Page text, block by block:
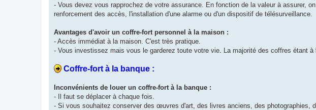
- Vous devez vous rapprochez de votre assurance. En fonction de la valeur à assurer,
renforcement des accès, l'installation d'une alarme ou d'un dispositif de télésurveillance.
Avantages d'avoir un coffre-fort personnel à la maison :
- Accès immédiat à la maison. C'est très pratique.
- Vous investissez mais vous le garderez toute votre vie. La majorité des coffres étant à
Coffre-fort à la banque :
Inconvénients de louer un coffre-fort à la banque :
- Il faut se déplacer à chaque fois.
- Si vous souhaitez conserver des œuvres d'art, des livres anciens, des photographies,